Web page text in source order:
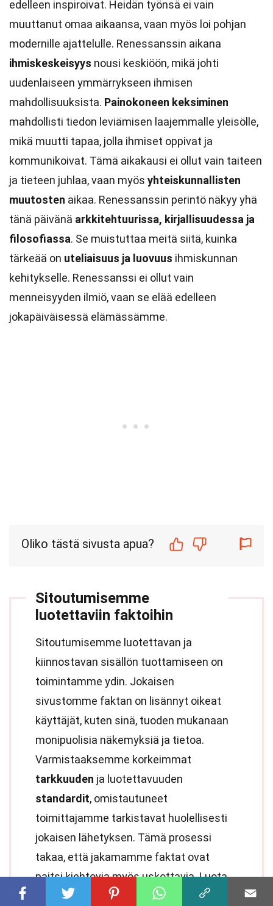
edelleen inspiroivat. Heidän työnsä ei vain
muuttanut omaa aikaansa, vaan myös loi pohjan
modernille ajattelulle. Renessanssin aikana
ihmiskeskeisyys nousi keskiöön, mikä johti
uudenlaiseen ymmärrykseen ihmisen
mahdollisuuksista. Painokoneen keksiminen
mahdollisti tiedon leviämisen laajemmalle yleisölle,
mikä muutti tapaa, jolla ihmiset oppivat ja
kommunikoivat. Tämä aikakausi ei ollut vain taiteen
ja tieteen juhlaa, vaan myös yhteiskunnallisten
muutosten aikaa. Renessanssin perintö näkyy yhä
tänä päivänä arkkitehtuurissa, kirjallisuudessa ja
filosofiassa. Se muistuttaa meitä siitä, kuinka
tärkeää on uteliaisuus ja luovuus ihmiskunnan
kehitykselle. Renessanssi ei ollut vain
menneisyyden ilmiö, vaan se elää edelleen
jokapäiväisessä elämässämme.
Oliko tästä sivusta apua?
Sitoutumisemme
luotettaviin faktoihin
Sitoutumisemme luotettavan ja
kiinnostavan sisällön tuottamiseen on
toimintamme ydin. Jokaisen
sivustomme faktan on lisännyt oikeat
käyttäjät, kuten sinä, tuoden mukanaan
monipuolisia näkemyksiä ja tietoa.
Varmistaaksemme korkeimmat
tarkkuuden ja luotettavuuden
standardit, omistautuneet
toimittajamme tarkistavat huolellisesti
jokaisen lähetyksen. Tämä prosessi
takaa, että jakamamme faktat ovat
paitsi kiehtovia myös uskottavia. Luota
sitoutumiseemme laatuun ja aitouteen,